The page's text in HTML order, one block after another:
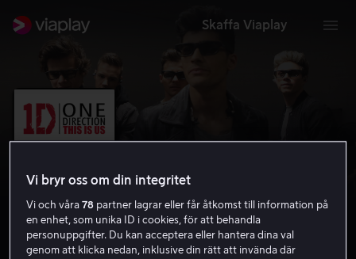
Skaffa Viaplay
Vi bryr oss om din integritet
Vi och våra78 partner lagrar eller får åtkomst till information på
en enhet, som unika ID i cookies, för att behandla
personuppgifter. Du kan acceptera eller hantera dina val
genom att klicka nedan, inklusive din rätt att invända där